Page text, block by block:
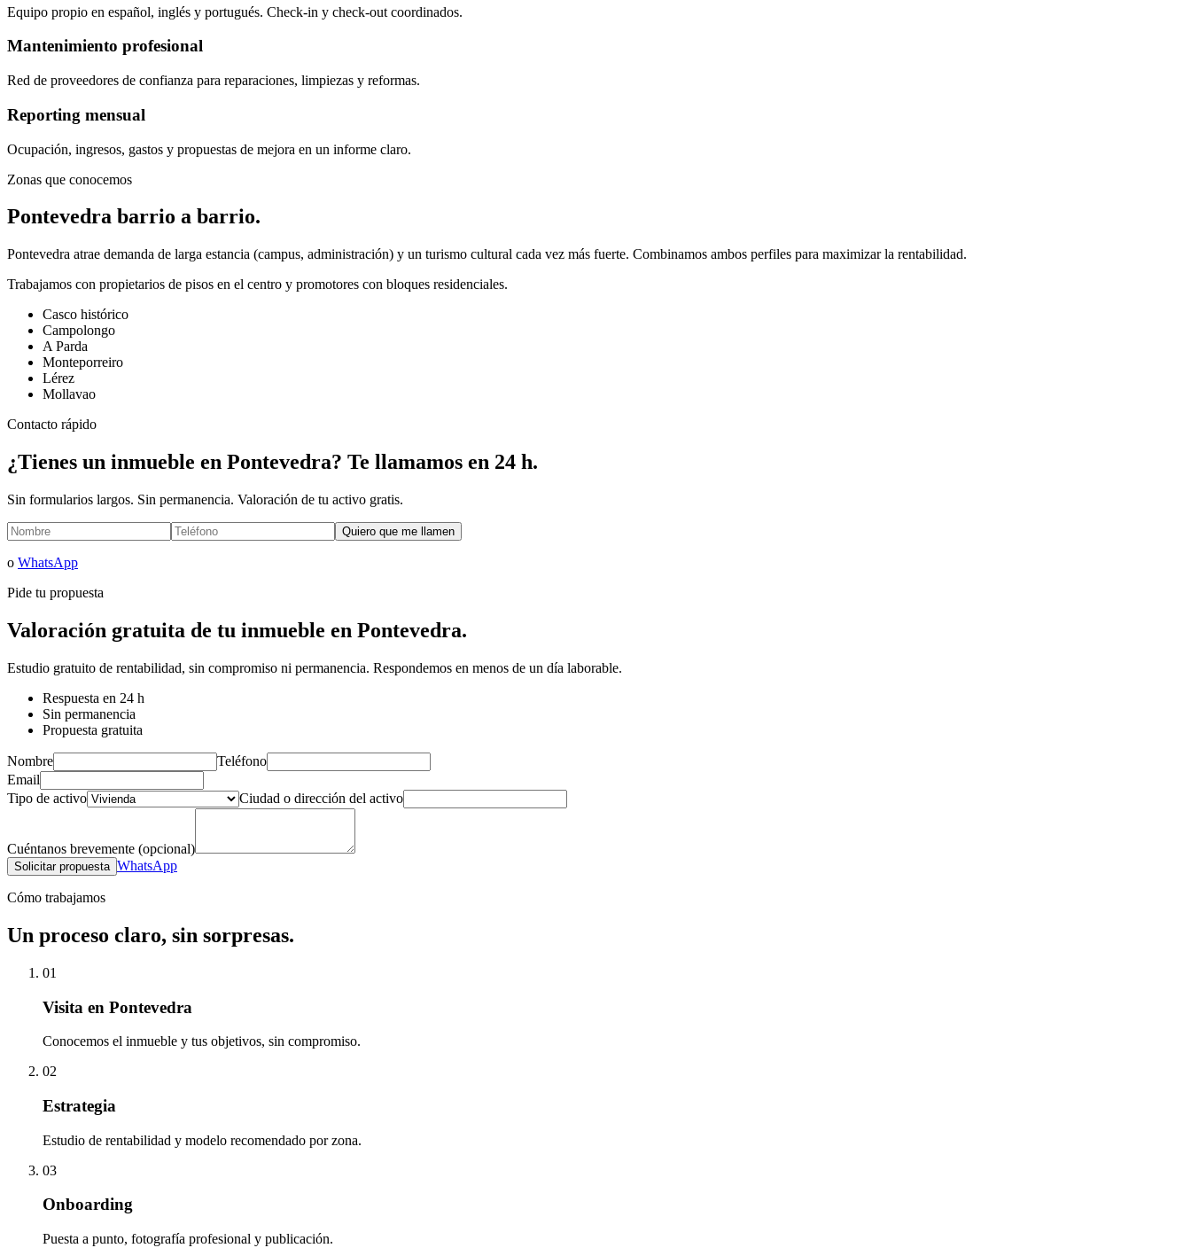
Equipo propio en español, inglés y portugués. Check-in y check-out coordinados.
Mantenimiento profesional
Red de proveedores de confianza para reparaciones, limpiezas y reformas.
Reporting mensual
Ocupación, ingresos, gastos y propuestas de mejora en un informe claro.
Zonas que conocemos
Pontevedra barrio a barrio.
Pontevedra atrae demanda de larga estancia (campus, administración) y un turismo cultural cada vez más fuerte. Combinamos ambos perfiles para maximizar la rentabilidad.
Trabajamos con propietarios de pisos en el centro y promotores con bloques residenciales.
Casco histórico
Campolongo
A Parda
Monteporreiro
Lérez
Mollavao
Contacto rápido
¿Tienes un inmueble en Pontevedra? Te llamamos en 24 h.
Sin formularios largos. Sin permanencia. Valoración de tu activo gratis.
Quiero que me llamen
o WhatsApp
Pide tu propuesta
Valoración gratuita de tu inmueble en Pontevedra.
Estudio gratuito de rentabilidad, sin compromiso ni permanencia. Respondemos en menos de un día laborable.
Respuesta en 24 h
Sin permanencia
Propuesta gratuita
Nombre
Teléfono
Email
Tipo de activo
Ciudad o dirección del activo
Cuéntanos brevemente (opcional)
Solicitar propuesta WhatsApp
Cómo trabajamos
Un proceso claro, sin sorpresas.
01
Visita en Pontevedra
Conocemos el inmueble y tus objetivos, sin compromiso.
02
Estrategia
Estudio de rentabilidad y modelo recomendado por zona.
03
Onboarding
Puesta a punto, fotografía profesional y publicación.